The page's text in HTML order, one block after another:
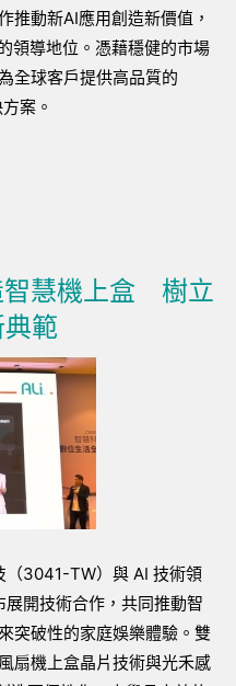
推動新AI應用創造新價值，
領導地位。憑藉穩健的市場
全球客戶提供高品質的
案。
智慧機上盒 樹立
範
（3041-TW）與 AI 技術領
開技術合作，共同推動智
突破性的家庭娛樂體驗。雙
扇機上盒晶片技術與光禾感